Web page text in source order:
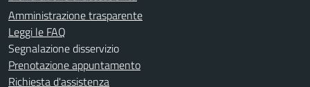
Amministrazione trasparente
Leggi le FAQ
Segnalazione disservizio
Prenotazione appuntamento
Richiesta d'assistenza